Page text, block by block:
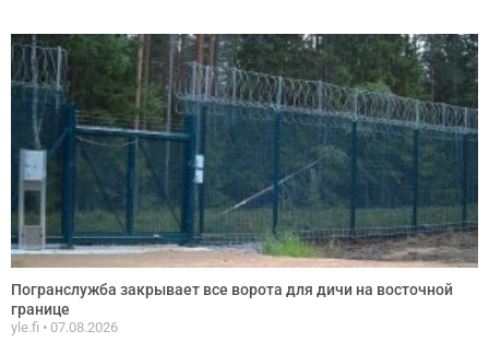
Погранслужба закрывает все ворота для дичи на восточной
границе
yle.fi 07.08.2026